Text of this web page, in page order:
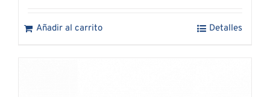
Añadir al carrito Detalles